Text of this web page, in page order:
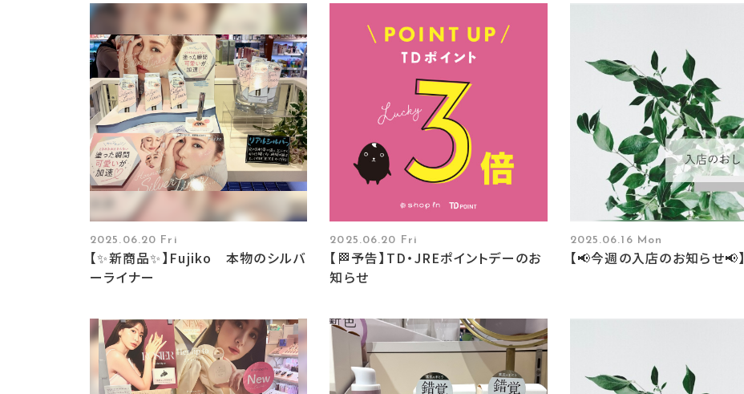
2025.06.20 Fri
【✨新商品✨】Fujiko 本物のシルバ
ーライナー
2025.06.20 Fri
【🏁予告】TD・JREポイントデーのお
知らせ
2025.06.16 Mon
【📢今週の入店のお知らせ📢】